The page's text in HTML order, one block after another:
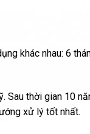
khác nhau: 6
Sau thời gian 10
xử lý tốt nhất.